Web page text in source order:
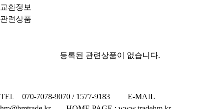
교환정보
관련상품
등록된 관련상품이 없습니다.
TEL 070-7078-9070 / 1577-9183 E-MAIL